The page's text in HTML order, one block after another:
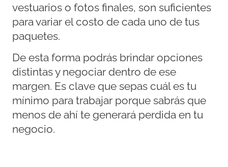
vestuarios o fotos finales, son suficientes
para variar el costo de cada uno de tus
paquetes.
De esta forma podrás brindar opciones
distintas y negociar dentro de ese
margen. Es clave que sepas cuál es tu
mínimo para trabajar porque sabrás que
menos de ahí te generará perdida en tu
negocio.